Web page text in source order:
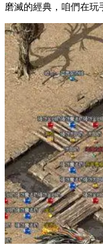
磨滅的經典，咱們在玩